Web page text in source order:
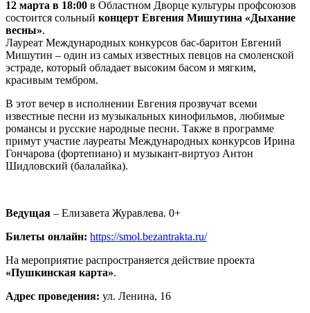
12 марта в 18:00 в Областном Дворце культуры профсоюзов
состоится сольный концерт Евгения Мишутина «Дыхание
весны».
Лауреат Международных конкурсов бас-баритон Евгений
Мишутин – один из самых известных певцов на смоленской
эстраде, который обладает высоким басом и мягким,
красивым тембром.
В этот вечер в исполнении Евгения прозвучат всеми
известные песни из музыкальных кинофильмов, любимые
романсы и русские народные песни. Также в программе
примут участие лауреаты Международных конкурсов Ирина
Гончарова (фортепиано) и музыкант-виртуоз Антон
Шидловский (балалайка).
Ведущая – Елизавета Журавлева. 0+
Билеты онлайн: https://smol.bezantrakta.ru/
На мероприятие распространяется действие проекта
«Пушкинская карта».
Адрес проведения: ул. Ленина, 16